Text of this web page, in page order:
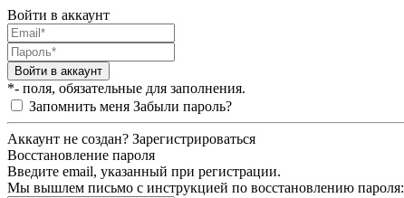
Войти в аккаунт
Войти в аккаунт
*- поля, обязательные для заполнения.
Запомнить меня Забыли пароль?
Аккаунт не создан? Зарегистрироваться
Восстановление пароля
Введите email, указанный при регистрации.
Мы вышлем письмо с инструкцией по восстановлению пароля: